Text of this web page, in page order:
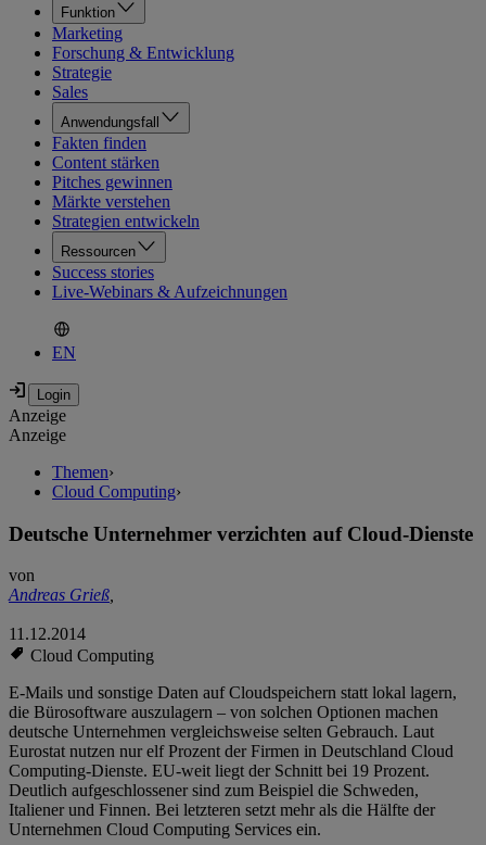
Funktion
Marketing
Forschung & Entwicklung
Strategie
Sales
Anwendungsfall
Fakten finden
Content stärken
Pitches gewinnen
Märkte verstehen
Strategien entwickeln
Ressourcen
Success stories
Live-Webinars & Aufzeichnungen
EN
Anzeige
Anzeige
Themen›
Cloud Computing›
Deutsche Unternehmer verzichten auf Cloud-Dienste
von
Andreas Grieß,
11.12.2014
Cloud Computing
E-Mails und sonstige Daten auf Cloudspeichern statt lokal lagern,
die Bürosoftware auszulagern – von solchen Optionen machen
deutsche Unternehmen vergleichsweise selten Gebrauch. Laut
Eurostat nutzen nur elf Prozent der Firmen in Deutschland Cloud
Computing-Dienste. EU-weit liegt der Schnitt bei 19 Prozent.
Deutlich aufgeschlossener sind zum Beispiel die Schweden,
Italiener und Finnen. Bei letzteren setzt mehr als die Hälfte der
Unternehmen Cloud Computing Services ein.